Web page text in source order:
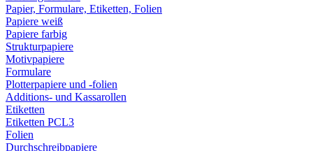
Papier, Formulare, Etiketten, Folien
Papiere weiß
Papiere farbig
Strukturpapiere
Motivpapiere
Formulare
Plotterpapiere und -folien
Additions- und Kassarollen
Etiketten
Etiketten PCL3
Folien
Durchschreibpapiere